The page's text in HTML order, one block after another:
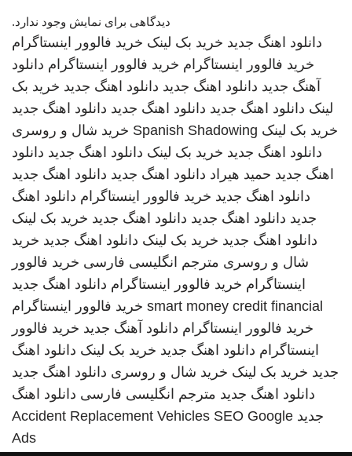
دیدگاهی برای نمایش وجود ندارد.
دانلود اهنگ جدید خرید بک لینک خرید فالوور اینستاگرام
خرید فالوور اینستاگرام خرید فالوور اینستاگرام دانلود
آهنگ جدید دانلود اهنگ جدید دانلود اهنگ جدید خرید بک
لینک دانلود اهنگ جدید دانلود اهنگ جدید دانلود اهنگ جدید
خرید بک لینک Spanish Shadowing خرید شال و روسری
دانلود اهنگ جدید خرید بک لینک دانلود اهنگ جدید دانلود
اهنگ جدید حمید هیراد دانلود اهنگ جدید دانلود اهنگ جدید
دانلود اهنگ جدید خرید فالوور اینستاگرام دانلود اهنگ
جدید دانلود اهنگ جدید دانلود اهنگ جدید خرید بک لینک
دانلود اهنگ جدید خرید بک لینک دانلود اهنگ جدید خرید
شال و روسری مترجم انگلیسی فارسی خرید فالوور
اینستاگرام خرید فالوور اینستاگرام دانلود اهنگ جدید
smart money credit financial خرید فالوور اینستاگرام
خرید فالوور اینستاگرام دانلود آهنگ جدید خرید فالوور
اینستاگرام دانلود اهنگ جدید خرید بک لینک دانلود اهنگ
جدید خرید بک لینک خرید شال و روسری دانلود اهنگ جدید
دانلود اهنگ جدید مترجم انگلیسی فارسی دانلود اهنگ
جدید
Accident Replacement Vehicles SEO Google
Ads